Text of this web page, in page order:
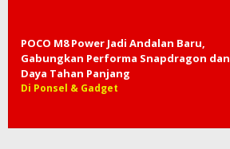
POCO M8 Power Jadi Andalan Baru,
Gabungkan Performa Snapdragon dan
Daya Tahan Panjang
Di Ponsel & Gadget